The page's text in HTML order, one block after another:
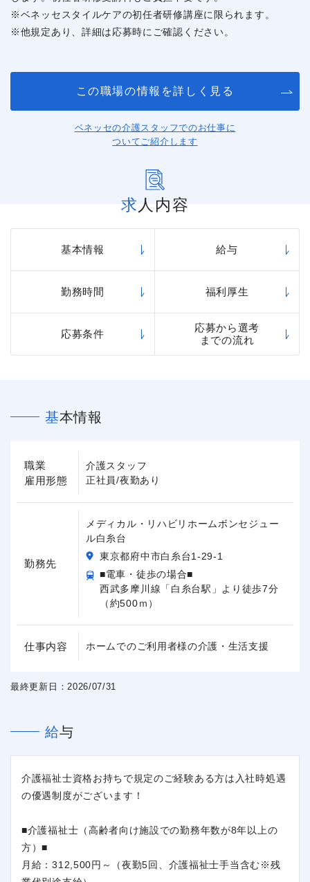
※ベネッセスタイルケアの初任者研修講座に限られます。
※他規定あり、詳細は応募時にご確認ください。
この職場の情報を詳しく見る
ベネッセの介護スタッフでのお仕事に
ついてご紹介します
求人内容
基本情報 給与
勤務時間 福利厚生
応募条件
応募から選考
までの流れ
基本情報
職業
雇用形態
介護スタッフ
正社員/夜勤あり
勤務先
メディカル・リハビリホームボンセジュー
ル白糸台
東京都府中市白糸台1-29-1
■電車・徒歩の場合■
西武多摩川線「白糸台駅」より徒歩7分
（約500ｍ）
仕事内容 ホームでのご利用者様の介護・生活支援
最終更新日：2026/07/31
給与
介護福祉士資格お持ちで規定のご経験ある方は入社時処遇
の優遇制度がございます！
■介護福祉士（高齢者向け施設での勤務年数が8年以上の
方）■
月給：312,500円～（夜勤5回、介護福祉士手当含む※残